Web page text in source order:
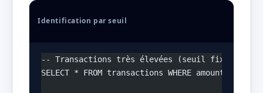
Identification par seuil
-- Transactions très élevées (seuil fixe)
SELECT * FROM transactions WHERE amount >